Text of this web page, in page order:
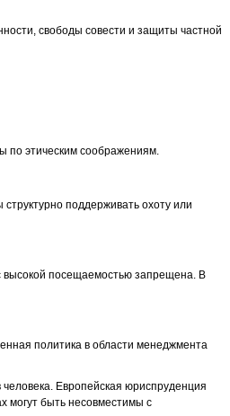
свободы совести и защиты частной
по этическим соображениям.
поддерживать охоту или
высокой посещаемостью запрещена. В
политика в области менеджмента
Европейская юриспруденция
могут быть несовместимы с